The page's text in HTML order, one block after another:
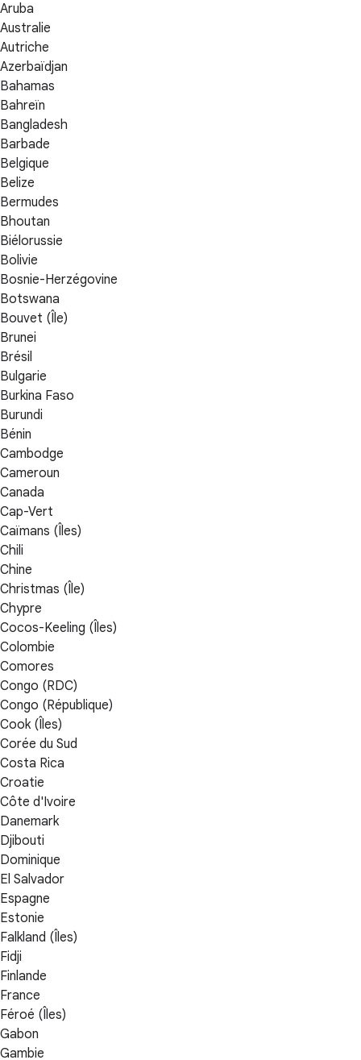
Aruba
Australie
Autriche
Azerbaïdjan
Bahamas
Bahreïn
Bangladesh
Barbade
Belgique
Belize
Bermudes
Bhoutan
Biélorussie
Bolivie
Bosnie-Herzégovine
Botswana
Bouvet (Île)
Brunei
Brésil
Bulgarie
Burkina Faso
Burundi
Bénin
Cambodge
Cameroun
Canada
Cap-Vert
Caïmans (Îles)
Chili
Chine
Christmas (Île)
Chypre
Cocos-Keeling (Îles)
Colombie
Comores
Congo (RDC)
Congo (République)
Cook (Îles)
Corée du Sud
Costa Rica
Croatie
Côte d'Ivoire
Danemark
Djibouti
Dominique
El Salvador
Espagne
Estonie
Falkland (Îles)
Fidji
Finlande
France
Féroé (Îles)
Gabon
Gambie